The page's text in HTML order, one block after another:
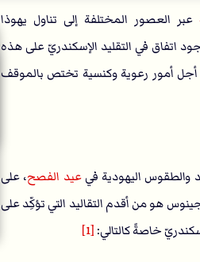
عبر العصور المختلفة إلى تناول يهوذا
اتفاق في التقليد الإسكندريّ على هذه
أجل أمور رعوية وكنسية تختص بالموقف
والطقوس اليهودية فيعيد الفصح، على
هو من أقدم التقاليد التي تؤكِّد على
خاصةً كالتالي: [1]